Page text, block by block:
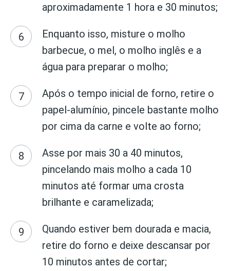
aproximadamente 1 hora e 30 minutos;
Enquanto isso, misture o molho
barbecue, o mel, o molho inglês e a
água para preparar o molho;
Após o tempo inicial de forno, retire o
papel-alumínio, pincele bastante molho
por cima da carne e volte ao forno;
Asse por mais 30 a 40 minutos,
pincelando mais molho a cada 10
minutos até formar uma crosta
brilhante e caramelizada;
Quando estiver bem dourada e macia,
retire do forno e deixe descansar por
10 minutos antes de cortar;